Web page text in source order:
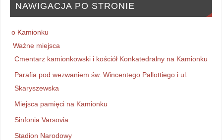
NAWIGACJA PO STRONIE
o Kamionku
Ważne miejsca
Cmentarz kamionkowski i kościół Konkatedralny na Kamionku
Parafia pod wezwaniem św. Wincentego Pallottiego i ul.
Skaryszewska
Miejsca pamięci na Kamionku
Sinfonia Varsovia
Stadion Narodowy